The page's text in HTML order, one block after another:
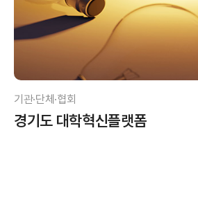
기관·단체·협회
경기도 대학혁신플랫폼